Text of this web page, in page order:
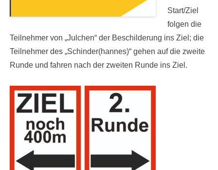
Start/Ziel
folgen die
Teilnehmer von „Julchen“ der Beschilderung ins Ziel; die
Teilnehmer des „Schinder(hannes)“ gehen auf die zweite
Runde und fahren nach der zweiten Runde ins Ziel.